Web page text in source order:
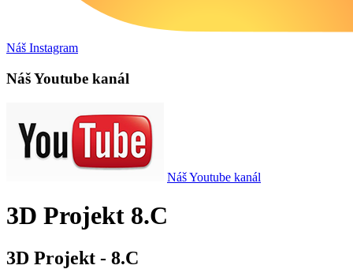
Náš Instagram
Náš Youtube kanál
Náš Youtube kanál
3D Projekt 8.C
3D Projekt - 8.C